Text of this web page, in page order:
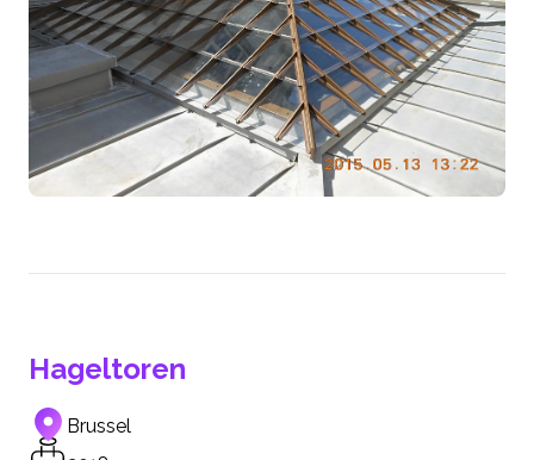
Hageltoren
Brussel